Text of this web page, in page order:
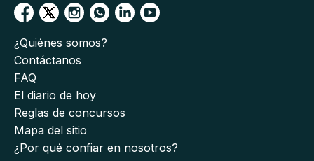
¿Quiénes somos?
Contáctanos
FAQ
El diario de hoy
Reglas de concursos
Mapa del sitio
¿Por qué confiar en nosotros?